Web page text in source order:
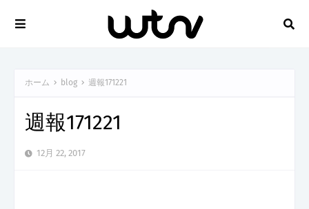
ホーム blog 週報171221
週報171221
12月 22, 2017